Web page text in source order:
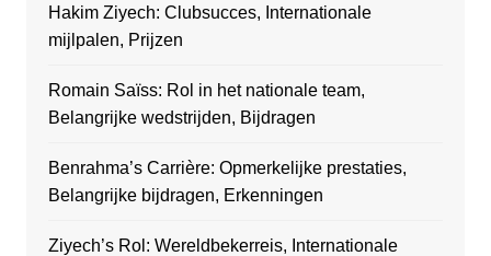
Hakim Ziyech: Clubsucces, Internationale
mijlpalen, Prijzen
Romain Saïss: Rol in het nationale team,
Belangrijke wedstrijden, Bijdragen
Benrahma’s Carrière: Opmerkelijke prestaties,
Belangrijke bijdragen, Erkenningen
Ziyech’s Rol: Wereldbekerreis, Internationale